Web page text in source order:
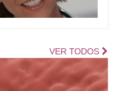
VER TODOS